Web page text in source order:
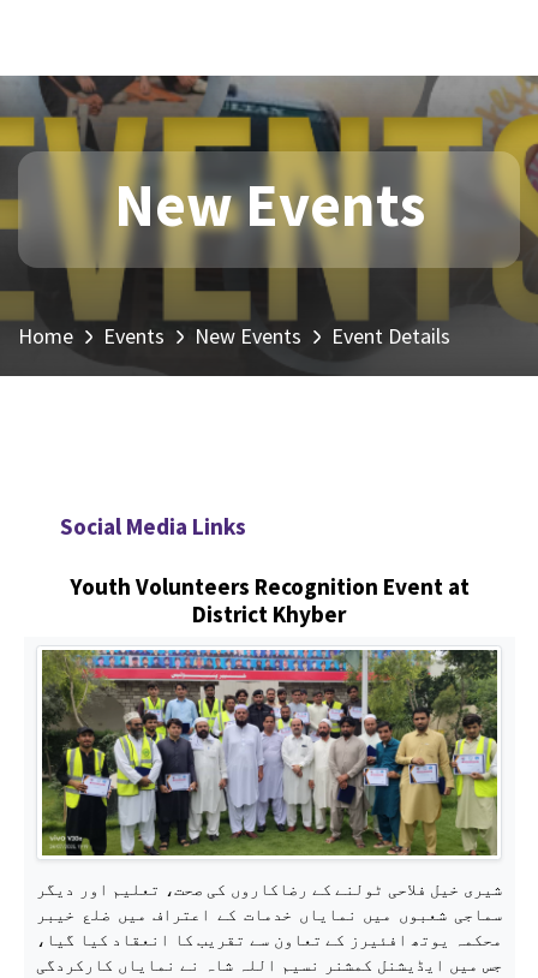
New Events
Home Events New Events Event Details
Social Media Links
Youth Volunteers Recognition Event at
District Khyber
شیری خیل فلاحی ٹولنے کے رضاکاروں کی صحت، تعلیم اور دیگر
سماجی شعبوں میں نمایاں خدمات کے اعتراف میں ضلع خیبر
محکمہ یوتھ افئیرز کے تعاون سے تقریب کا انعقاد کیا گیا،
جس میں ایڈیشنل کمشنر نسیم اللہ شاہ نے نمایاں کارکردگی